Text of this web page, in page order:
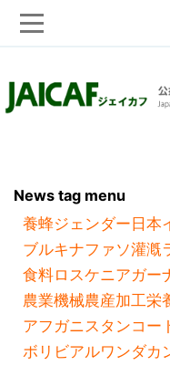
News tag menu
養蜂ジェンダー 日本
ブルキナファソ灌漑
食料ロスケニアガー
農業機械農産加工栄
アフガニスタンコー
ボリビアルワンダカ